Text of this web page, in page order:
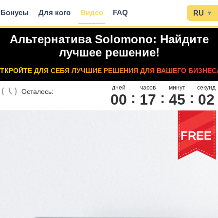
Бонусы Для кого Видео FAQ RU ▾
Альтернатива Solomono: Найдите
лучшее решение!
ДЛЯ СЕБЯ ЛУЧШИЕ РЕШЕНИЯ ДЛЯ ВАШЕГО
Осталось: дней
00
часов
17
минут
45
секунд
01
FREE